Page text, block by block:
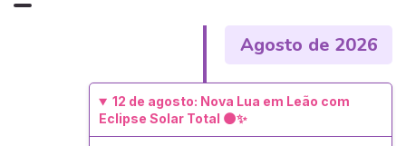
Agosto de 2026
12 de agosto: Nova Lua em Leão com
Eclipse Solar Total 🌑✨